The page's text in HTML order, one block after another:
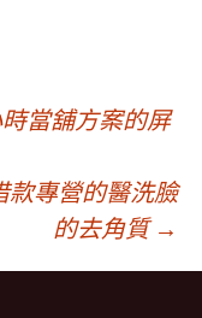
當舖方案的屏
款專營的醫洗臉
的去角質 →